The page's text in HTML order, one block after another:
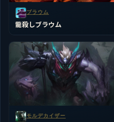
ブラウム
龍殺しブラウム
モルデカイザー